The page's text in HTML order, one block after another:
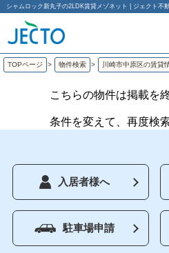
シャムロック新丸子の2LDK賃貸メゾネット | ジェクト不
TOPページ > 物件検索 > 川崎市中原区の賃貸
こちらの物件は掲載を
条件を変えて、再度検
入居者様へ
駐車場申請